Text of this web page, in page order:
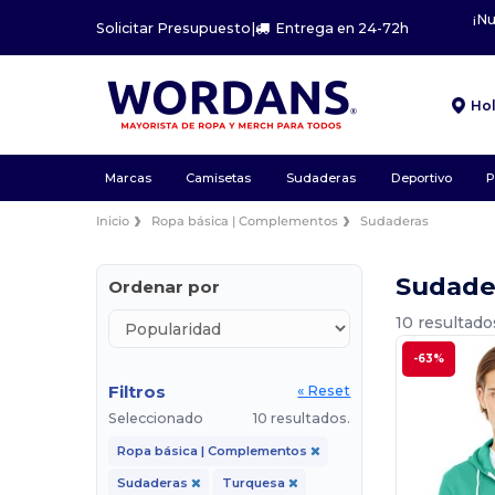
Solicitar Presupuesto| Entrega en 24-72h
Marcas Camisetas Sudaderas Deportivo
Inicio Ropa básica | Complementos Sudaderas
Ordenar por
Filtros
« Reset
Seleccionado
10 resultados.
Ropa básica | Complementos
Sudaderas Turquesa
10
-63%